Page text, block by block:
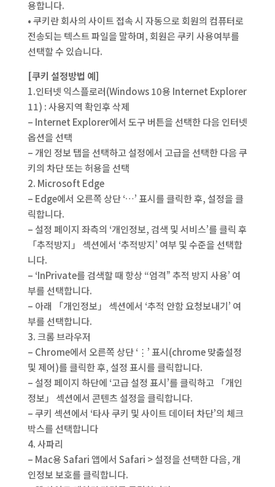
용합니다.
• 쿠키란 회사의 사이트 접속 시 자동으로 회원의 컴퓨터로
전송되는 텍스트 파일을 말하며, 회원은 쿠키 사용여부를
선택할 수 있습니다.‍
[쿠키 설정방법 예]
1.인터넷 익스플로러(Windows 10용 Internet Explorer
11) : 사용지역 확인후 삭제
– Internet Explorer에서 도구 버튼을 선택한 다음 인터넷
옵션을 선택
– 개인 정보 탭을 선택하고 설정에서 고급을 선택한 다음 쿠
키의 차단 또는 허용을 선택
2. Microsoft Edge
– Edge에서 오른쪽 상단 ‘…’ 표시를 클릭한 후, 설정을 클
릭합니다.
– 설정 페이지 좌측의 ‘개인정보, 검색 및 서비스’를 클릭 후
「추적방지」 섹션에서 ‘추적방지’ 여부 및 수준을 선택합
니다.
– ‘InPrivate를 검색할 때 항상 “엄격” 추적 방지 사용’ 여
부를 선택합니다.
– 아래 「개인정보」 섹션에서 ‘추적 안함 요청보내기’ 여
부를 선택합니다.
3. 크롬 브라우저
– Chrome에서 오른쪽 상단 ‘⋮’ 표시(chrome 맞춤설정
및 제어)를 클릭한 후, 설정 표시를 클릭합니다.
– 설정 페이지 하단에 ‘고급 설정 표시’를 클릭하고 「개인
정보」 섹션에서 콘텐츠 설정을 클릭합니다.
– 쿠키 섹션에서 ‘타사 쿠키 및 사이트 데이터 차단’의 체크
박스를 선택합니다
4. 사파리
– Mac용 Safari 앱에서 Safari > 설정을 선택한 다음, 개
인정보 보호를 클릭합니다.